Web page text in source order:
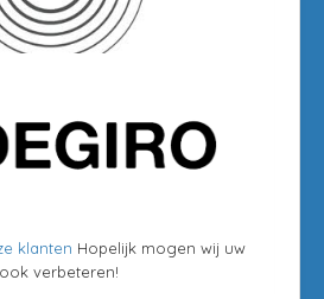
klanten Hopelijk mogen wij uw
verbeteren!